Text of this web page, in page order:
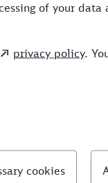
R,RE,OE,ICE,NX